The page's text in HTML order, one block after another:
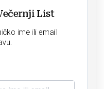
List
ime ili email